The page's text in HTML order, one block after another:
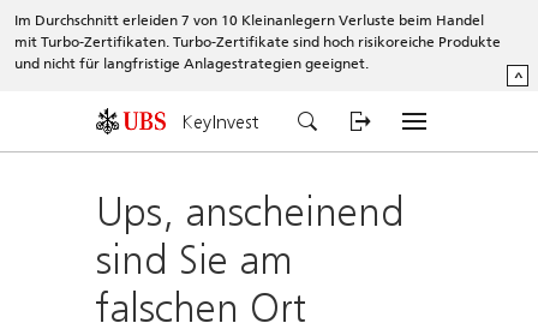
Im Durchschnitt erleiden 7 von 10 Kleinanlegern Verluste beim Handel
mit Turbo-Zertifikaten. Turbo-Zertifikate sind hoch risikoreiche Produkte
und nicht für langfristige Anlagestrategien geeignet.
^
KeyInvest
Ups, anscheinend
sind Sie am
falschen Ort